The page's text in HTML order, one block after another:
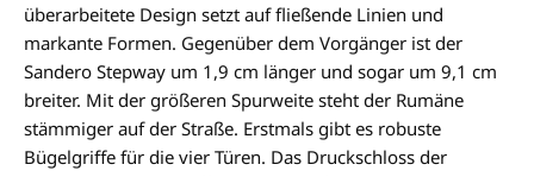
überarbeitete Design setzt auf fließende Linien und
markante Formen. Gegenüber dem Vorgänger ist der
Sandero Stepway um 1,9 cm länger und sogar um 9,1 cm
breiter. Mit der größeren Spurweite steht der Rumäne
stämmiger auf der Straße. Erstmals gibt es robuste
Bügelgriffe für die vier Türen. Das Druckschloss der